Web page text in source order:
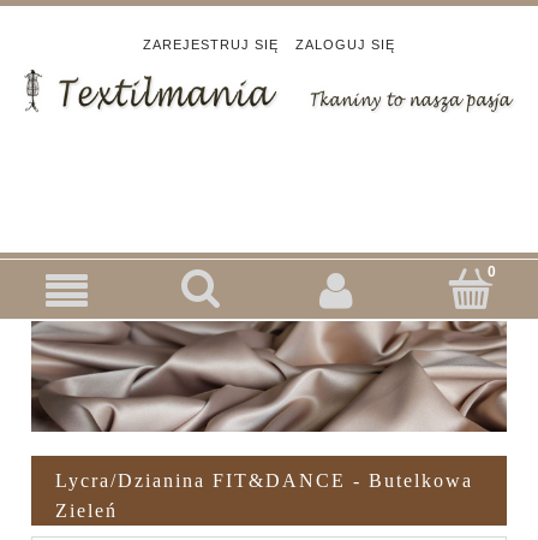
ZAREJESTRUJ SIĘ ZALOGUJ SIĘ
Lycra/dzianina FIT&DANCE - Butelkowa
Zieleń